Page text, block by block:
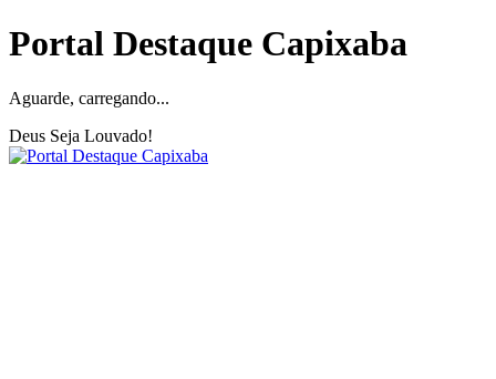
Portal Destaque Capixaba
Aguarde, carregando...
Deus Seja Louvado!